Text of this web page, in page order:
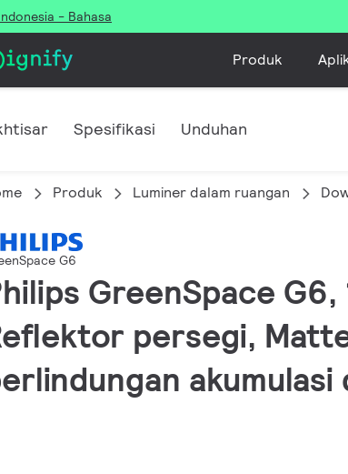
- Bahasa
Produk
Spesifikasi Unduhan
Produk Luminer dalam ruangan
G6
GreenSpace G6,
persegi,